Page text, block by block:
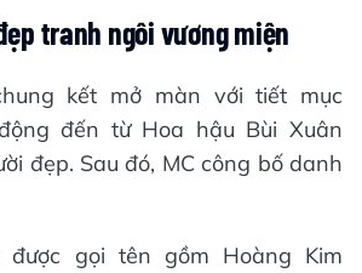
tranh ngôi vương miện
kết mở màn với tiết mục
đến từ Hoa hậu Bùi Xuân
đẹp. Sau đó, MC công bố danh
được gọi tên gồm Hoàng Kim